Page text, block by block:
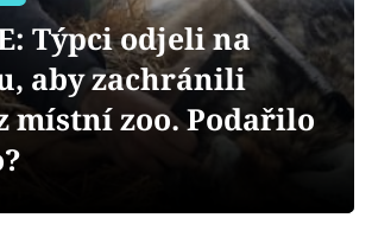
Týpci odjeli na
aby zachránili
místní zoo. Podařilo